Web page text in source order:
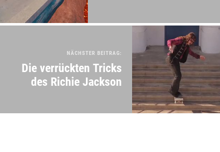
NÄCHSTER BEITRAG:
Die verrückten Tricks
des Richie Jackson